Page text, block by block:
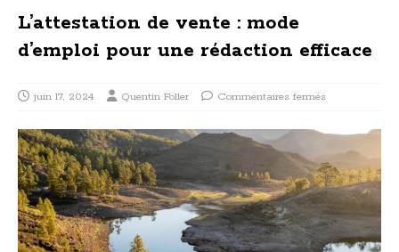
L’attestation de vente : mode
d’emploi pour une rédaction efficace
juin 17, 2024 Quentin Foller Commentaires fermés